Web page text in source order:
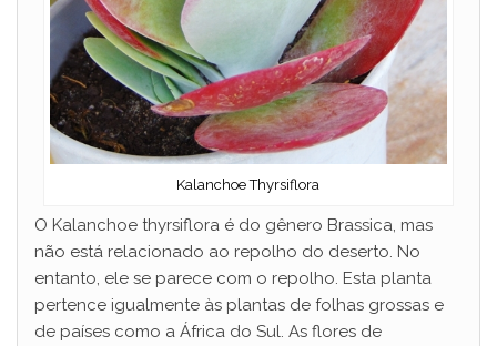
Kalanchoe Thyrsiflora
O Kalanchoe thyrsiflora é do gênero Brassica, mas
não está relacionado ao repolho do deserto. No
entanto, ele se parece com o repolho. Esta planta
pertence igualmente às plantas de folhas grossas e
de países como a África do Sul. As flores de